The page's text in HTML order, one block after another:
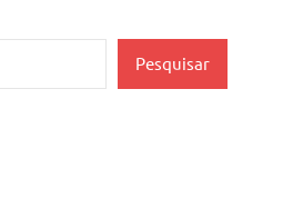
Pesquisar